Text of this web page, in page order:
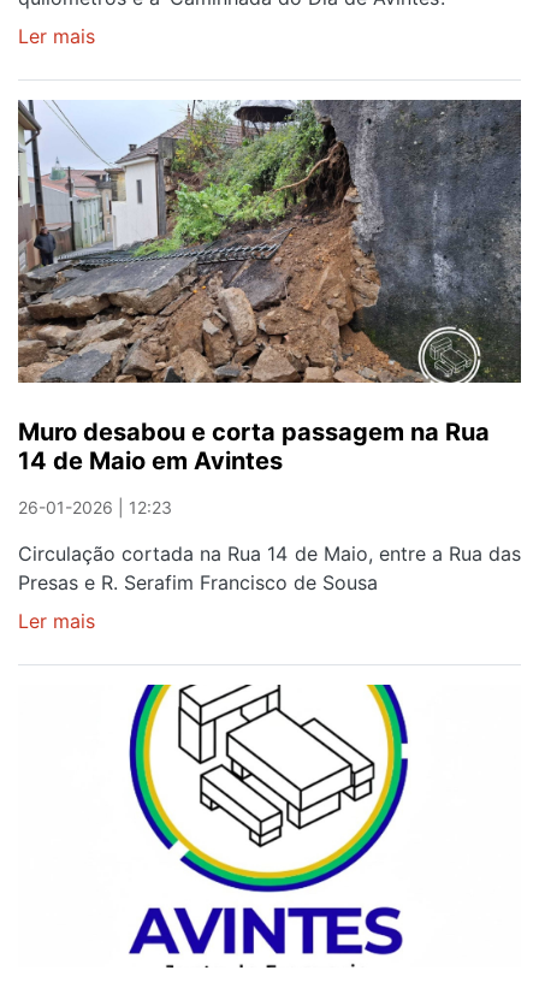
Ler mais
celebrado
a
1
de
março
com
atividades
desportivas
Muro desabou e corta passagem na Rua
14 de Maio em Avintes
26-01-2026 | 12:23
Circulação cortada na Rua 14 de Maio, entre a Rua das
Presas e R. Serafim Francisco de Sousa
Ler mais
corta
passagem